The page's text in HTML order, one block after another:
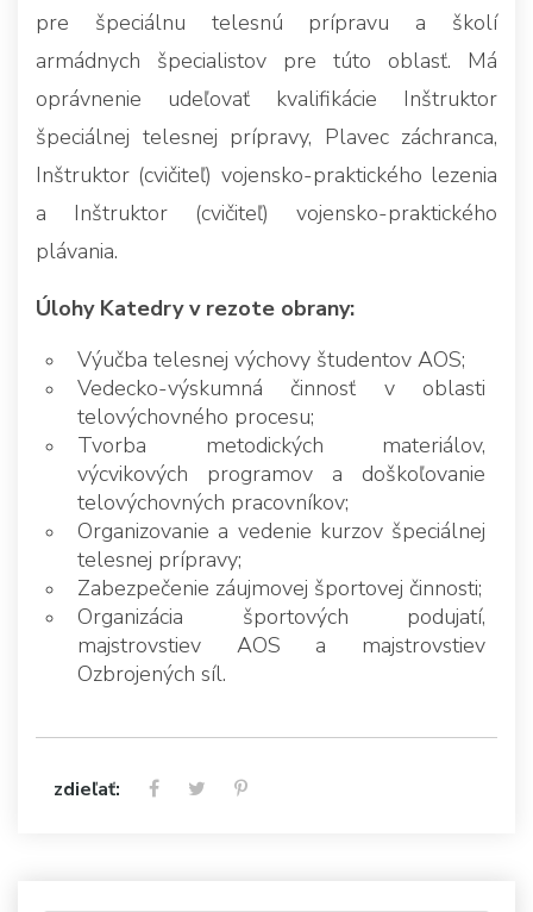
pre špeciálnu telesnú prípravu a školí
armádnych špecialistov pre túto oblasť. Má
oprávnenie udeľovať kvalifikácie Inštruktor
špeciálnej telesnej prípravy, Plavec záchranca,
Inštruktor (cvičiteľ) vojensko-praktického lezenia
a Inštruktor (cvičiteľ) vojensko-praktického
plávania.
Úlohy Katedry v rezote obrany:
Výučba telesnej výchovy študentov AOS;
Vedecko-výskumná činnosť v oblasti
telovýchovného procesu;
Tvorba metodických materiálov,
výcvikových programov a doškoľovanie
telovýchovných pracovníkov;
Organizovanie a vedenie kurzov špeciálnej
telesnej prípravy;
Zabezpečenie záujmovej športovej činnosti;
Organizácia športových podujatí,
majstrovstiev AOS a majstrovstiev
Ozbrojených síl.
zdieľať: